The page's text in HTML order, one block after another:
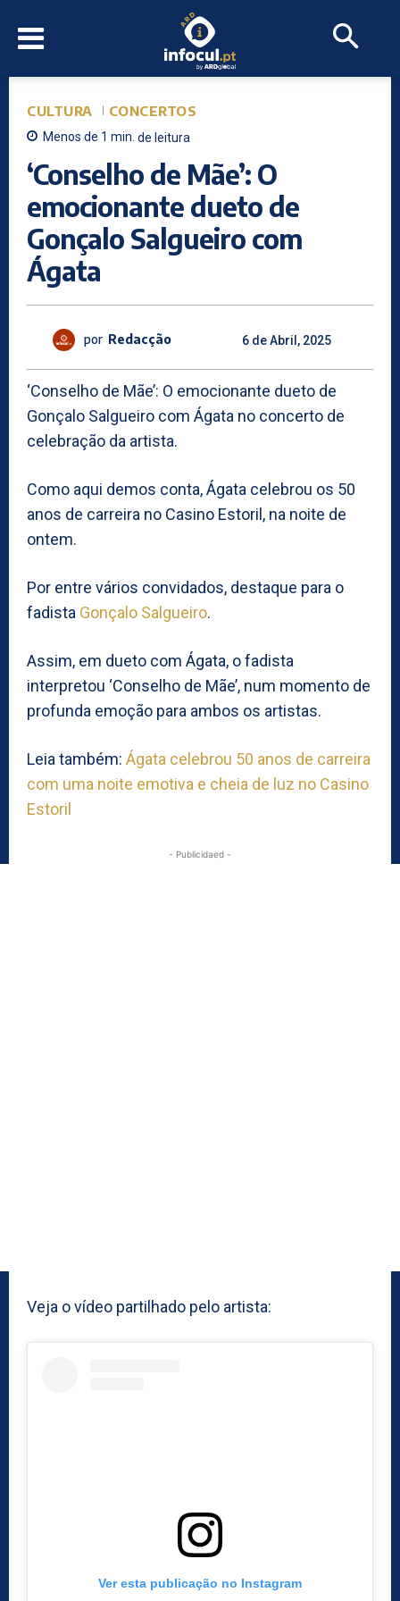
CULTURA CONCERTOS
Menos de 1 min. de leitura
‘Conselho de Mãe’: O
emocionante dueto de
Gonçalo Salgueiro com
Ágata
por Redacção 6 de Abril, 2025
‘Conselho de Mãe’: O emocionante dueto de
Gonçalo Salgueiro com Ágata no concerto de
celebração da artista.
Como aqui demos conta, Ágata celebrou os 50
anos de carreira no Casino Estoril, na noite de
ontem.
Por entre vários convidados, destaque para o
fadista Gonçalo Salgueiro.
Assim, em dueto com Ágata, o fadista
interpretou ‘Conselho de Mãe’, num momento de
profunda emoção para ambos os artistas.
Leia também: Ágata celebrou 50 anos de carreira
com uma noite emotiva e cheia de luz no Casino
Estoril
- Publicidaed -
Veja o vídeo partilhado pelo artista:
Ver esta publicação no Instagram